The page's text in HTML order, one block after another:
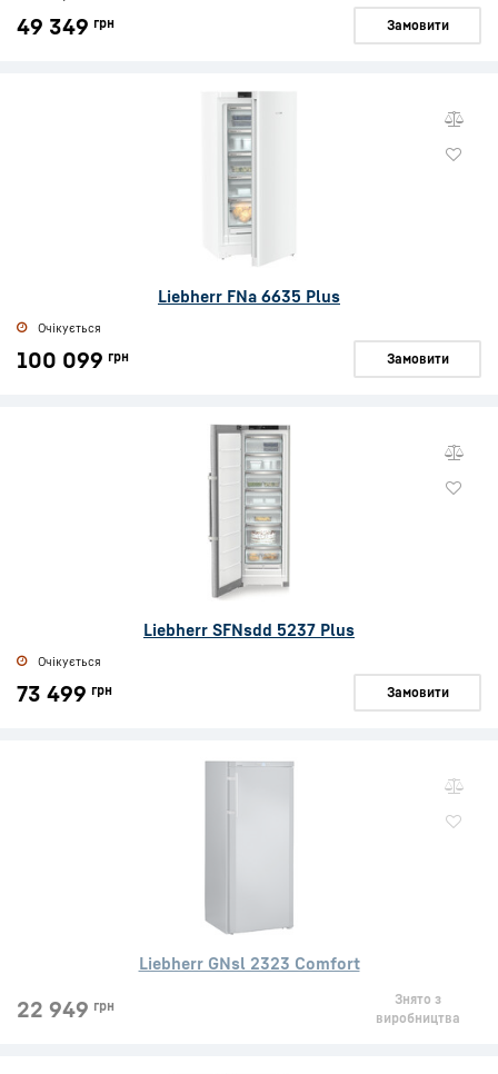
49 349 грн Замовити
Liebherr FNa 6635 Plus
Очікується
100 099 грн Замовити
Liebherr SFNsdd 5237 Plus
Очікується
73 499 грн Замовити
Liebherr GNsl 2323 Comfort
22 949 грн
Знято з
виробництва